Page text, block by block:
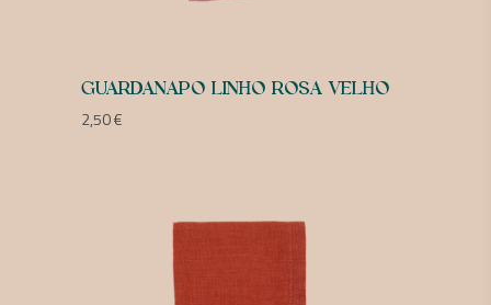
GUARDANAPO LINHO ROSA VELHO
2,50€